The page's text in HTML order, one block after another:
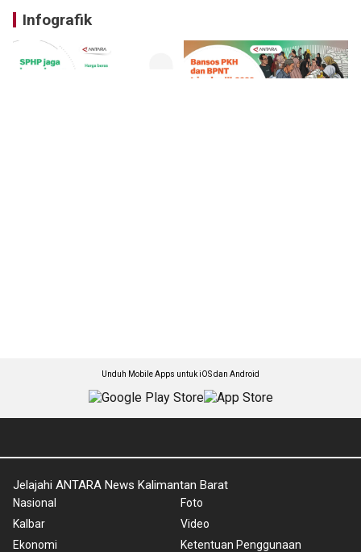
Infografik
Unduh Mobile Apps untuk iOS dan Android
Jelajahi ANTARA News Kalimantan Barat
Nasional
Kalbar
Ekonomi
Foto
Video
Ketentuan Penggunaan